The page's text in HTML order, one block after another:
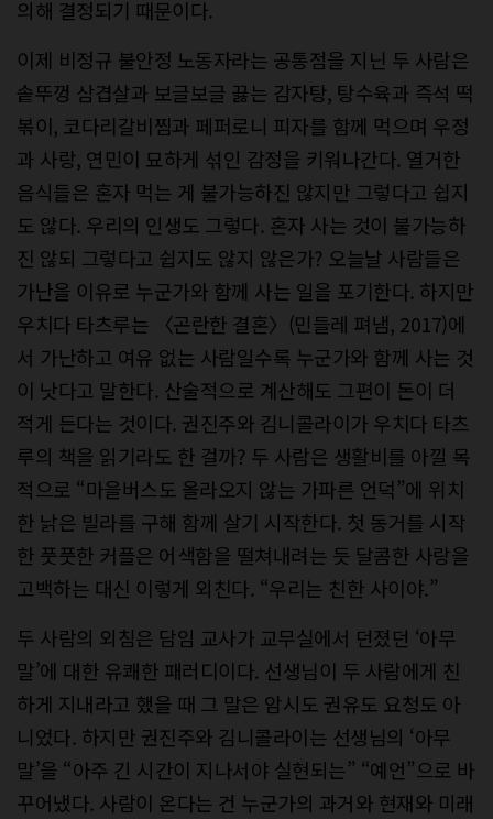
의해 결정되기 때문이다.
이제 비정규 불안정 노동자라는 공통점을 지닌 두 사람은
솥뚜껑 삼겹살과 보글보글 끓는 감자탕, 탕수육과 즉석 떡
볶이, 코다리갈비찜과 페퍼로니 피자를 함께 먹으며 우정
과 사랑, 연민이 묘하게 섞인 감정을 키워나간다. 열거한
음식들은 혼자 먹는 게 불가능하진 않지만 그렇다고 쉽지
도 않다. 우리의 인생도 그렇다. 혼자 사는 것이 불가능하
진 않되 그렇다고 쉽지도 않지 않은가? 오늘날 사람들은
가난을 이유로 누군가와 함께 사는 일을 포기한다. 하지만
우치다 타츠루는 〈곤란한 결혼〉(민들레 펴냄, 2017)에
서 가난하고 여유 없는 사람일수록 누군가와 함께 사는 것
이 낫다고 말한다. 산술적으로 계산해도 그편이 돈이 더
적게 든다는 것이다. 권진주와 김니콜라이가 우치다 타츠
루의 책을 읽기라도 한 걸까? 두 사람은 생활비를 아낄 목
적으로 “마을버스도 올라오지 않는 가파른 언덕”에 위치
한 낡은 빌라를 구해 함께 살기 시작한다. 첫 동거를 시작
한 풋풋한 커플은 어색함을 떨쳐내려는 듯 달콤한 사랑을
고백하는 대신 이렇게 외친다. “우리는 친한 사이야.”
두 사람의 외침은 담임 교사가 교무실에서 던졌던 ‘아무
말’에 대한 유쾌한 패러디이다. 선생님이 두 사람에게 친
하게 지내라고 했을 때 그 말은 암시도 권유도 요청도 아
니었다. 하지만 권진주와 김니콜라이는 선생님의 ‘아무
말’을 “아주 긴 시간이 지나서야 실현되는” “예언”으로 바
꾸어냈다. 사람이 온다는 건 누군가의 과거와 현재와 미래